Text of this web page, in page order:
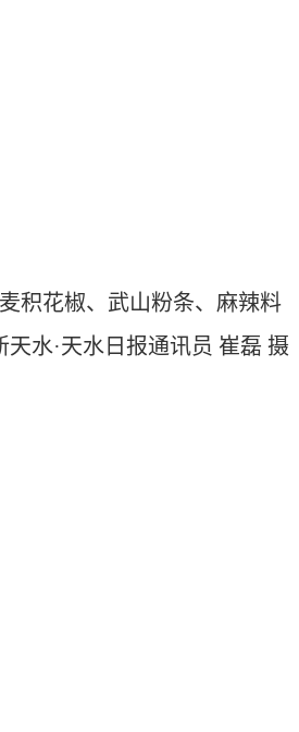
积花椒、武山粉条、麻辣料
水·天水日报通讯员 崔磊 摄